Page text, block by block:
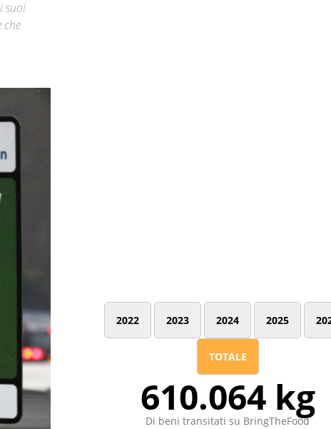
suoi
che
2022 2023 2024 2025
TOTALE
610.064 kg
Di beni transitati su BringTheFood